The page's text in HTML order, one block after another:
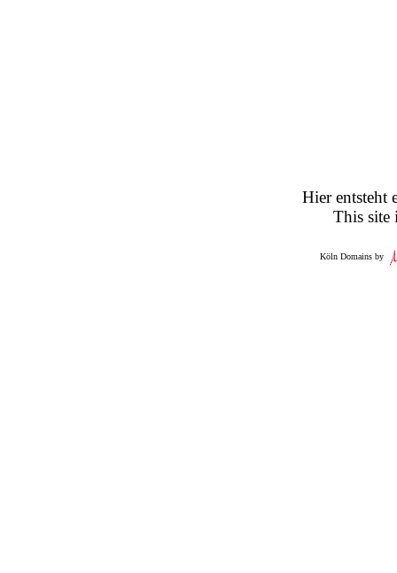
Hier entsteht
This site
Köln Domains by